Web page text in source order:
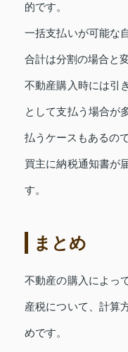
的です。
一括支払いが可能な
合計は分割の場合と
不動産購入時には引
として支払う場合が
払うケースもあるの
買主に納税通知書が
す。
まとめ
不動産の購入によっ
産税について、計算
めです。